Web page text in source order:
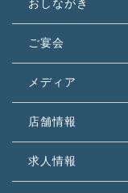
おしながき
ご宴会
メディア
店舗情報
求人情報